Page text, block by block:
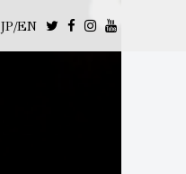
JP/EN